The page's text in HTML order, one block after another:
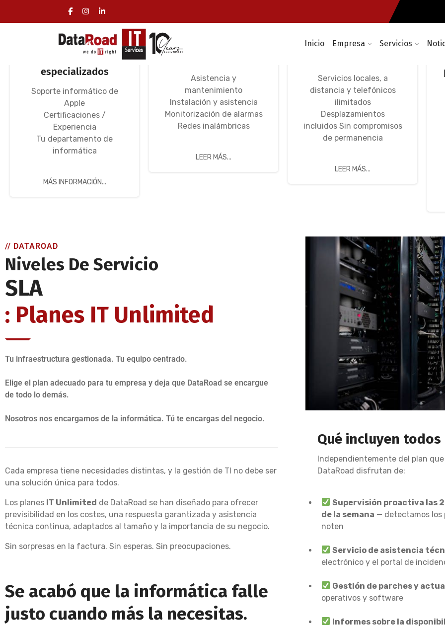
Inicio Empresa Servicios
Servicios
informáticos
especializados
Soporte informático de
Apple
Certificaciones /
Experiencia
Tu departamento de
informática
MÁS INFORMACIÓN...
Redes informáticas,
Asistencia y
mantenimiento
Instalación y asistencia
Monitorización de alarmas
Redes inalámbricas
LEER MÁS...
Avença Informática
Servicios locales, a
distancia y telefónicos
ilimitados
Desplazamientos
incluidos Sin compromisos
de permanencia
LEER MÁS...
// DATAROAD
Niveles De Servicio
SLA
: Planes IT Unlimited
Tu infraestructura gestionada. Tu equipo centrado.
Elige el plan adecuado para tu empresa y deja que DataRoad se encargue
de todo lo demás.
Nosotros nos encargamos de la informática. Tú te encargas del negocio.
Cada empresa tiene necesidades distintas, y la gestión de TI no debe ser
una solución única para todos.
Los planes IT Unlimited de DataRoad se han diseñado para ofrecer
previsibilidad en los costes, una respuesta garantizada y asistencia
técnica continua, adaptados al tamaño y la importancia de su negocio.
Sin sorpresas en la factura. Sin esperas. Sin preocupaciones.
Se acabó que la informática falle
justo cuando más la necesitas.
Qué incluyen
Independientemente del plan
DataRoad disfrutan de:
Supervisión proactiva las
de la semana — detectamos los
noten
Servicio de asistencia
electrónico y el portal de
Gestión de parches y
operativos y software
Informes sobre la